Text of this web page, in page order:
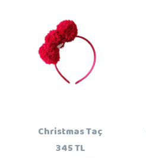
Christmas Taç
345 TL